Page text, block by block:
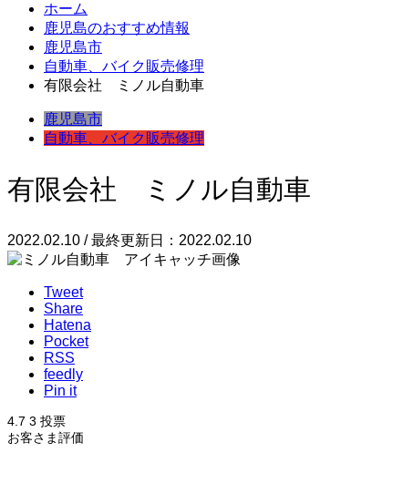
ホーム
鹿児島のおすすめ情報
鹿児島市
自動車、バイク販売修理
有限会社 ミノル自動車
鹿児島市
自動車、バイク販売修理
有限会社 ミノル自動車
2022.02.10 / 最終更新日：2022.02.10
Tweet
Share
Hatena
Pocket
RSS
feedly
Pin it
4.7 3 投票
お客さま評価